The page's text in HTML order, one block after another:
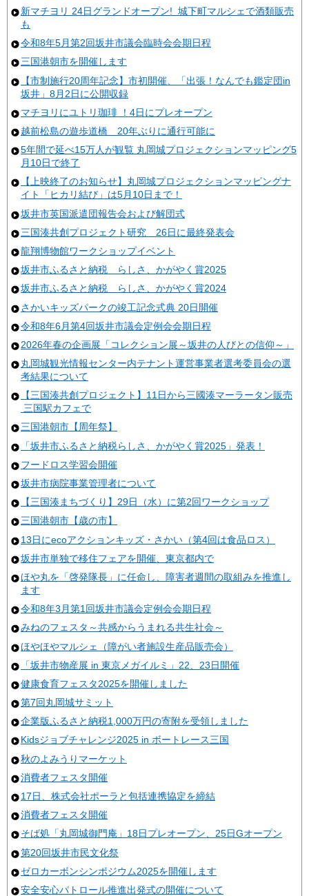
新マチヨリ 24日グランドオープン! 城下町マルシェで酒類販売
も
令和8年5月第2回坂井市議会臨時会会期日程
三国港朝市を開催します
【市制施行20周年記念】市初開催、「出張！なんでも鑑定団in
坂井」8月2日に公開収録
マチヨリにユトリ珈琲 ！4日にプレオープン
越前松島の遊歩道橋 20年ぶりに通行可能に
5年間で延べ15万人が観覧 丸岡城プロジェクションマッピング5
月10日で終了
【上映終了のお知らせ】丸岡城プロジェクションマッピングナ
イト「ヒカリ結び」は5月10日まで！
坂井市英国派遣団報告会および解団式
三国湊共創プロジェクト研究 26日に最終発表会
龍翔博物館ワークショップイベント
坂井市ふるさと納税 らしさ、かがやく賞2025
坂井市ふるさと納税 らしさ、かがやく賞2024
さかいキッズパークの竣工記念式典 20日開催
令和8年6月第4回坂井市議会定例会会期日程
2026年春の企画展「コレクション展～坂井の人びとの信仰～」
丸岡城観光情報センター内テナント運営事業者選考委員会の選
考結果について
【三国湊共創プロジェクト】11日から三國湊マーラータン販売
三国駅カフェで
三国港朝市【周年祭】
「坂井市ふるさと納税らしさ、かがやく賞2025」発表！
フードロス学習会開催
坂井市病院事業管理者について
【三国湊まちづくり】29日（水）に第2回ワークショップ
三国港朝市【歳の市】
13日にecoアクションキッズ・さかい（第4回は食品ロス）
坂井市単独で移住フェアを開催、東京都内で
ほや丸を「啓発隊長」に任命し、障害者週間の取組みを推進し
ます
令和8年3月第1回坂井市議会定例会会期日程
みねのフェスタ～共感からうまれる共生社会～
ほやほやマルシェ（障がい者施設生産品販売会）
「坂井市物産展 in 東京メガイルミ」22、23日開催
健康食育フェスタ2025を開催しました
第7回丸岡城サミット
企業版ふるさと納税1,000万円の寄附を受領しました
Kidsジョブチャレンジ2025 in ボートレース三国
秋のよみうりマーケット
消費者フェスタ開催
17日、株式会社ポーラと包括連携協定を締結
消費者フェスタ開催
そば処「丸岡城御門庵」18日プレオープン、25日Gオープン
第20回坂井市民文化祭
ゼロカーボンシンポジウム2025を開催します
安全安心パトロール推進出発式の開催について